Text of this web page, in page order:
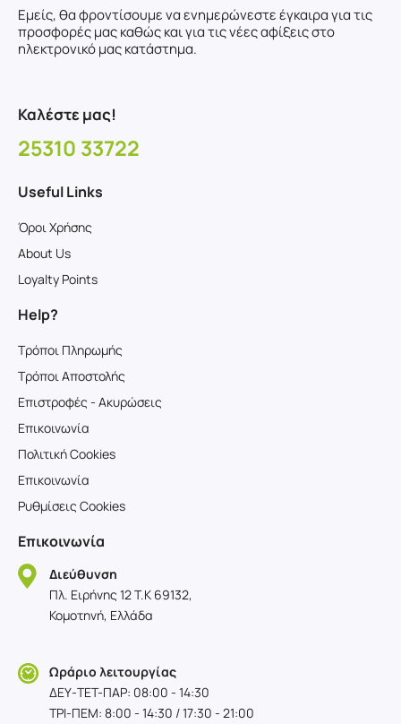
Εμείς, θα φροντίσουμε να ενημερώνεστε έγκαιρα για τις
προσφορές μας καθώς και για τις νέες αφίξεις στο
ηλεκτρονικό μας κατάστημα.
Καλέστε μας!
25310 33722
Useful Links
Όροι Χρήσης
About Us
Loyalty Points
Help?
Τρόποι Πληρωμής
Τρόποι Αποστολής
Επιστροφές - Ακυρώσεις
Επικοινωνία
Πολιτική Cookies
Επικοινωνία
Ρυθμίσεις Cookies
Επικοινωνία
Διεύθυνση
Πλ. Ειρήνης 12 T.K 69132,
Κομοτηνή, Ελλάδα
Ωράριο λειτουργίας
ΔΕΥ-TET-ΠΑΡ: 08:00 - 14:30
ΤΡΙ-ΠΕΜ: 8:00 - 14:30 / 17:30 - 21:00